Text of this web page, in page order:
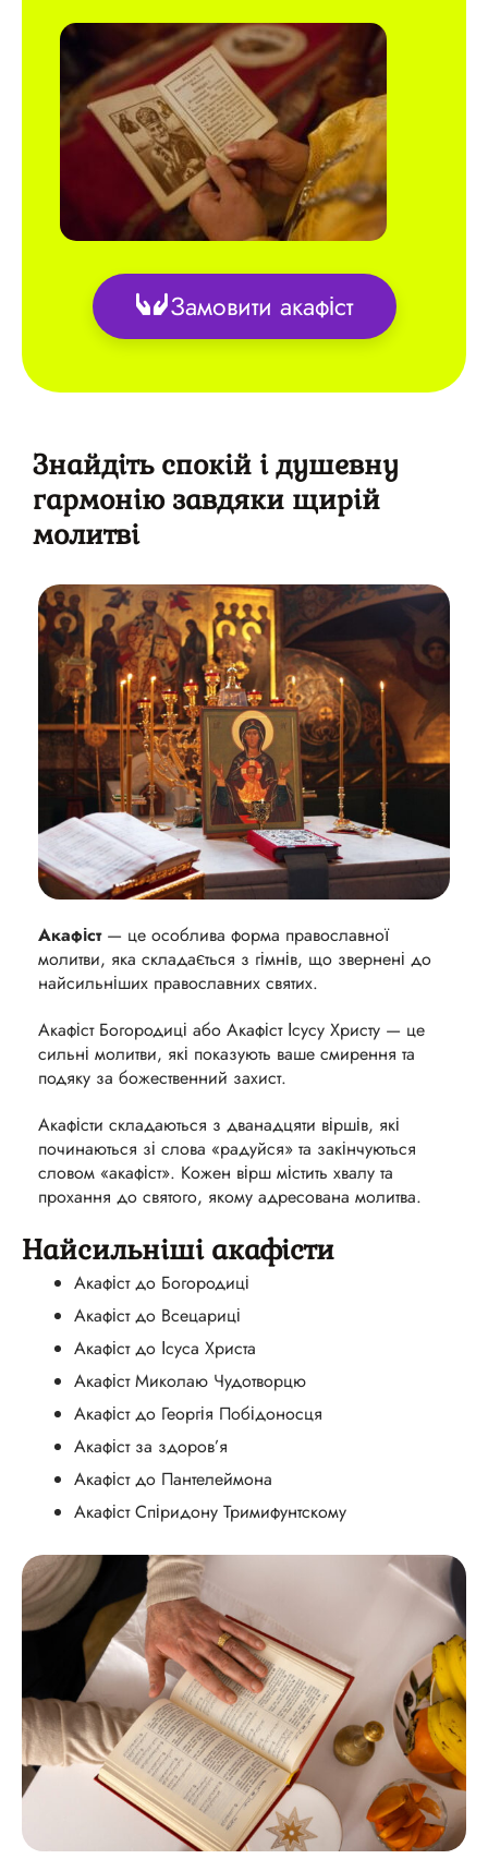
Замовити акафіст
Знайдіть спокій і душевну
гармонію завдяки щирій
молитві
Акафіст— це особлива форма православної
молитви, яка складається з гімнів, що звернені до
найсильніших православних святих.
Акафіст Богородиці або Акафіст Ісусу Христу — це
сильні молитви, які показують ваше смирення та
подяку за божественний захист.
Акафісти складаються з дванадцяти віршів, які
починаються зі слова «радуйся» та закінчуються
словом «акафіст». Кожен вірш містить хвалу та
прохання до святого, якому адресована молитва.
Найсильніші акафісти
Акафіст до Богородиці
Акафіст до Всецариці
Акафіст до Ісуса Христа
Акафіст Миколаю Чудотворцю
Акафіст до Георгія Побідоносця
Акафіст за здоров’я
Акафіст до Пантелеймона
Акафіст Спіридону Тримифунтскому